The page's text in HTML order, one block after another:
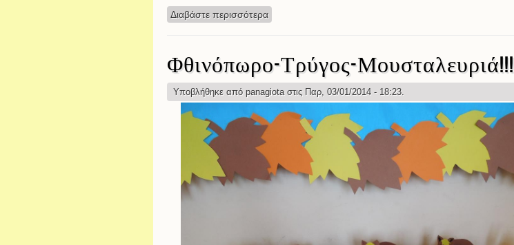
Διαβάστε περισσότερα
Φθινόπωρο-Τρύγος-Μουσταλευριά!!!
Υποβλήθηκε από panagiotaστις Παρ, 03/01/2014 - 18:23.